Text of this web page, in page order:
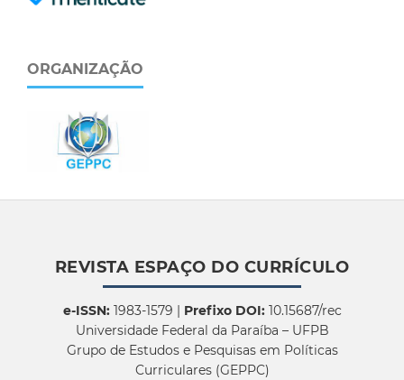
ORGANIZAÇÃO
REVISTA ESPAÇO DO CURRÍCULO
e-ISSN:1983-1579 | Prefixo DOI:10.15687/rec
Universidade Federal da Paraíba – UFPB
Grupo de Estudos e Pesquisas em Políticas
Curriculares (GEPPC)